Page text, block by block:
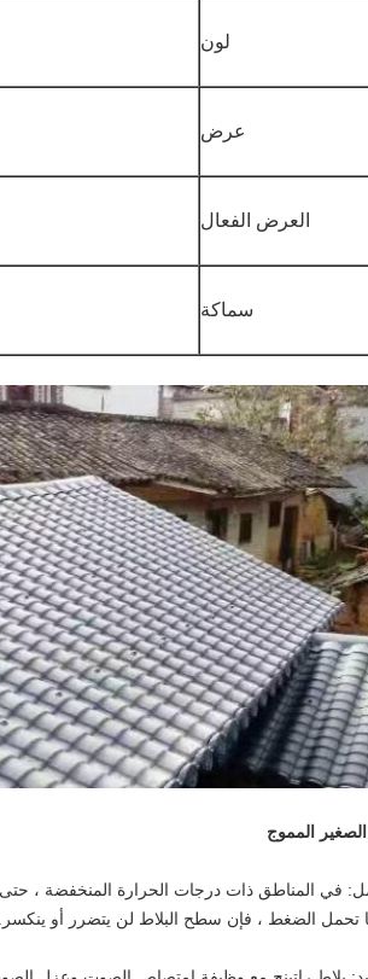
لون
عرض
العرض الفعال
سماكة
المموج
في المناطق ذات درجات الحرارة المنخفضة ،
تحمل الضغط ، فإن سطح البلاط لن يتضرر أو ينكسر.